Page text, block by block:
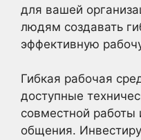
для вашей
людям создавать
эффективную
Гибкая рабочая
доступные
совместной работы
общения.